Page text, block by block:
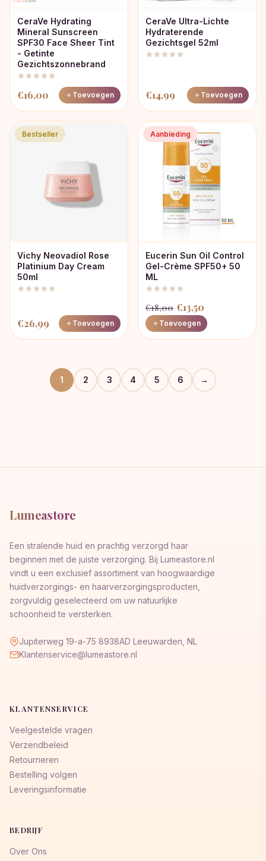
CeraVe Hydrating
Mineral Sunscreen
SPF30 Face Sheer Tint
- Getinte
Gezichtszonnebrand
€16,00 Toevoegen
CeraVe Ultra-Lichte
Hydraterende
Gezichtsgel 52ml
€14,99 Toevoegen
Bestseller
Vichy Neovadiol Rose
Platinium Day Cream
50ml
€26,99 Toevoegen
Aanbieding
Eucerin Sun Oil Control
Gel-Crème SPF50+ 50
ML
€18,00 Oorspronkelijke
prijs
was:
€13,50
prijs
Toevoegen
1 2 3 4 5 6 →
Lumeastore
Een stralende huid en prachtig verzorgd haar
beginnen met de juiste verzorging. Bij Lumeastore.nl
vindt u een exclusief assortiment van hoogwaardige
huidverzorgings- en haarverzorgingsproducten,
zorgvuldig geselecteerd om uw natuurlijke
schoonheid te versterken.
Jupiterweg 19-a-75 8938AD Leeuwarden, NL
Klantenservice@lumeastore.nl
KLANTENSERVICE
Veelgestelde vragen
Verzendbeleid
Retourneren
Bestelling volgen
Leveringsinformatie
BEDRIJF
Over Ons